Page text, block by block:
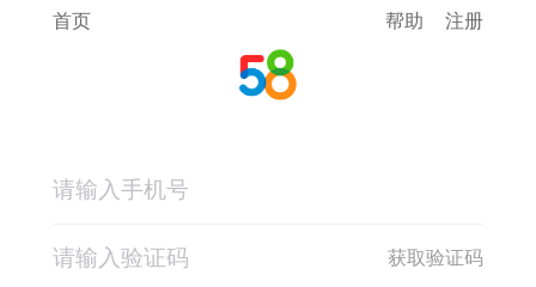
首页 帮助 注册
获取验证码